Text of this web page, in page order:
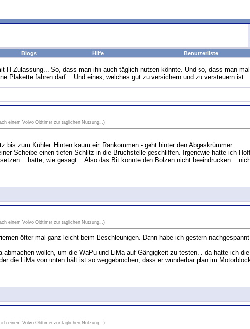
Blogs Hilfe Benutzerliste
H-Zulassung... So, dass man ihn auch täglich nutzen könnte. Und so, dass man
Plakette fahren darf... Und eines, welches gut zu versichern und zu versteuern
einem Volvo Oldtimer zur täglichen Nutzung...)
bis zum Kühler. Hinten kaum ein Rankommen - geht hinter den Abgaskrümmer.
Scheibe einen tiefen Schlitz in die Bruchstelle geschliffen. Irgendwie hatte ich
hatte, wie gesagt... Also das Bit konnte den Bolzen nicht beeindrucken...
einem Volvo Oldtimer zur täglichen Nutzung...)
öfter mal ganz leicht beim Beschleunigen. Dann habe ich gestern nachgespannt
abmachen wollen, um die WaPu und LiMa auf Gängigkeit zu testen... da hatte ich
die LiMa von unten hält ist so weggebrochen, dass er wunderbar plan im
einem Volvo Oldtimer zur täglichen Nutzung...)